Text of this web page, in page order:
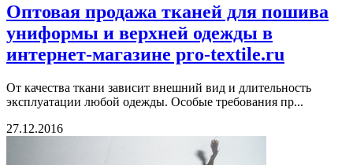
Оптовая продажа тканей для пошива
униформы и верхней одежды в
интернет-магазине pro-textile.ru
От качества ткани зависит внешний вид и длительность
эксплуатации любой одежды. Особые требования пр...
27.12.2016